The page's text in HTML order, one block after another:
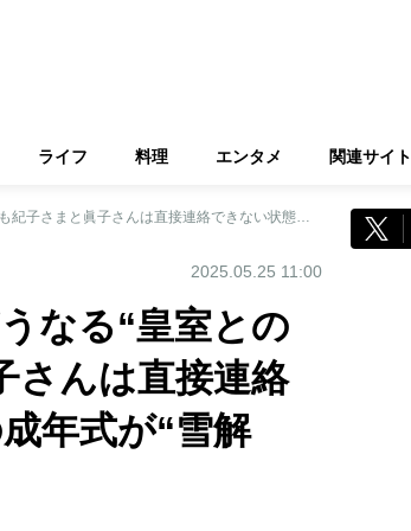
ライフ 料理 エンタメ 関連サイト
【小室眞子さんが出産】どうなる“皇室との間の溝”今も紀子さまと眞子さんは直接連絡できない状態 悠仁さまの成年式が“雪解け”の舞台となるか
2025.05.25 11:00
なる“皇室との
さんは直接連絡
年式が“雪解